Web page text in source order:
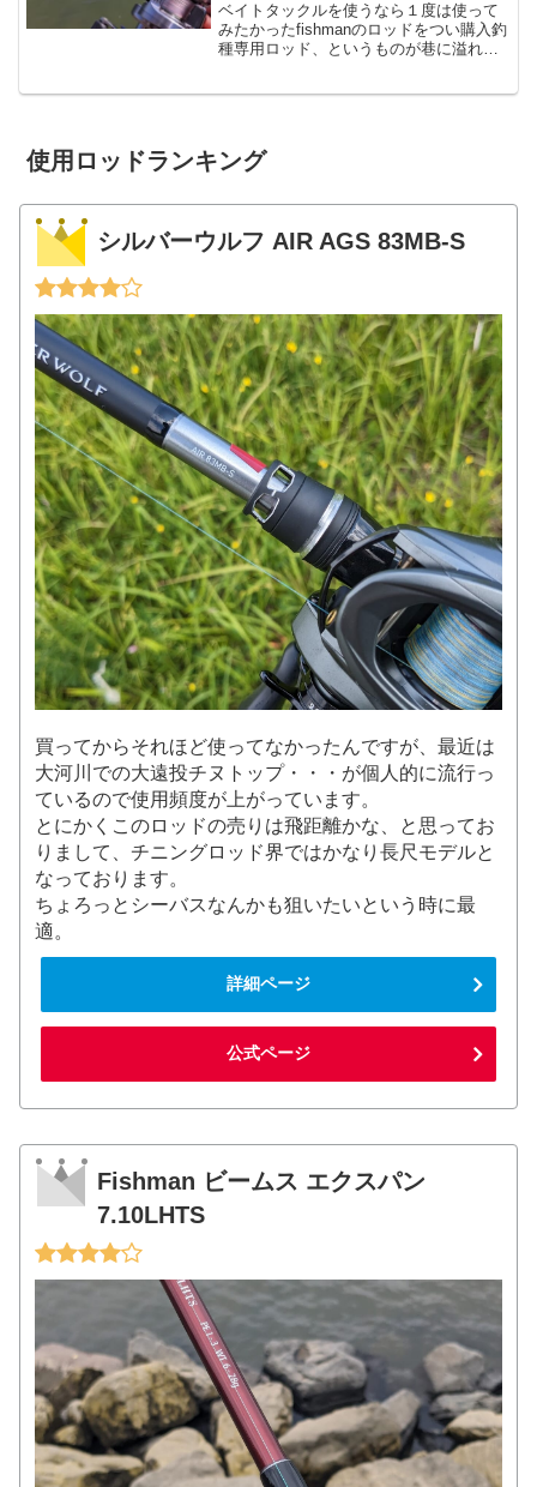
ベイトタックルを使うなら１度は使って
みたかったfishmanのロッドをつい購入釣
種専用ロッド、というものが巷に溢れて
使用ロッドランキング
シルバーウルフ AIR AGS 83MB-S
買ってからそれほど使ってなかったんですが、最近は
大河川での大遠投チヌトップ・・・が個人的に流行っ
ているので使用頻度が上がっています。
とにかくこのロッドの売りは飛距離かな、と思ってお
りまして、チニングロッド界ではかなり長尺モデルと
なっております。
ちょろっとシーバスなんかも狙いたいという時に最
適。
詳細ページ
公式ページ
Fishman ビームス エクスパン
7.10LHTS